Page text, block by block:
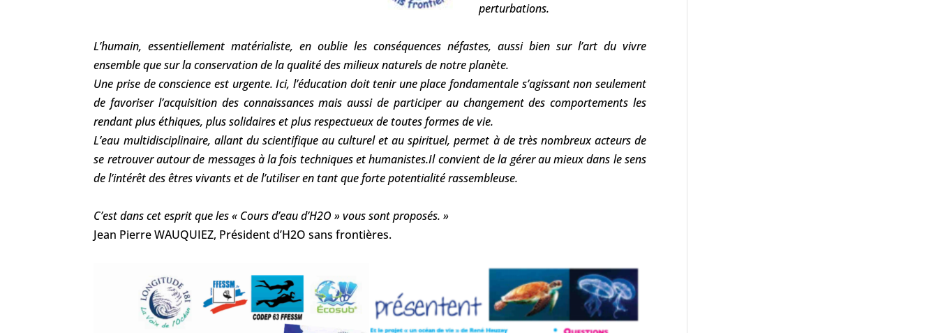
perturbations.
L’humain, essentiellement matérialiste, en oublie les conséquences néfastes, aussi bien sur l’art du vivre
ensemble que sur la conservation de la qualité des milieux naturels de notre planète.
Une prise de conscience est urgente. Ici, l’éducation doit tenir une place fondamentale s’agissant non seulement
de favoriser l’acquisition des connaissances mais aussi de participer au changement des comportements les
rendant plus éthiques, plus solidaires et plus respectueux de toutes formes de vie.
L’eau multidisciplinaire, allant du scientifique au culturel et au spirituel, permet à de très nombreux acteurs de
se retrouver autour de messages à la fois techniques et humanistes.Il convient de la gérer au mieux dans le sens
de l’intérêt des êtres vivants et de l’utiliser en tant que forte potentialité rassembleuse.
C’est dans cet esprit que les « Cours d’eau d’H2O » vous sont proposés. »
Jean Pierre WAUQUIEZ, Président d’H2O sans frontières.